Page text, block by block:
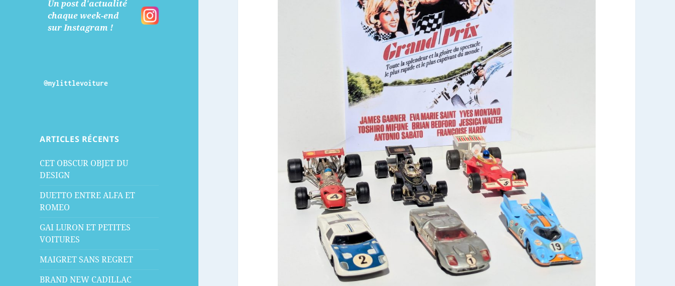
Un post d'actualité
chaque week-end
sur Instagram !
@mylittlevoiture
ARTICLES RÉCENTS
CET OBSCUR OBJET DU
DESIGN
DUETTO ENTRE ALFA ET
ROMEO
GAI LURON ET PETITES
VOITURES
MAIGRET SANS REGRET
BRAND NEW CADILLAC